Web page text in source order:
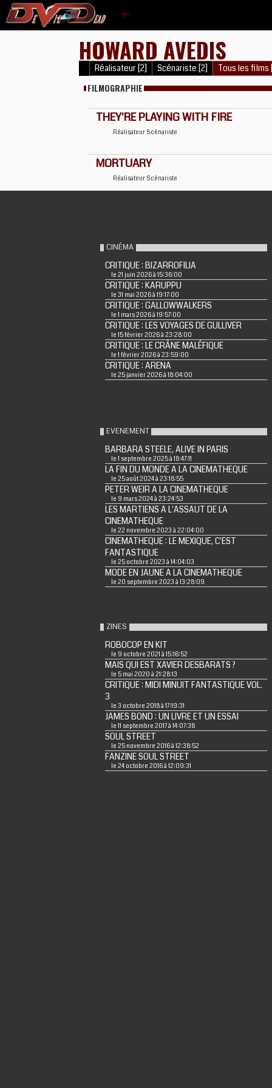
HOWARD AVEDIS
Réalisateur [2] Scénariste [2] Tous les films
FILMOGRAPHIE
THEY'RE PLAYING WITH FIRE
Réalisateur Scénariste
MORTUARY
Réalisateur Scénariste
CINÉMA
CRITIQUE : BIZARROFILIA
le 21 juin 2026 à 15:36:00
CRITIQUE : KARUPPU
le 31 mai 2026 à 19:17:00
CRITIQUE : GALLOWWALKERS
le 1 mars 2026 à 19:57:00
CRITIQUE : LES VOYAGES DE GULLIVER
le 15 février 2026 à 23:28:00
CRITIQUE : LE CRÂNE MALÉFIQUE
le 1 février 2026 à 23:59:00
CRITIQUE : ARENA
le 25 janvier 2026 à 18:04:00
EVENEMENT
BARBARA STEELE, ALIVE IN PARIS
le 1 septembre 2025 à 18:47:11
LA FIN DU MONDE A LA CINEMATHEQUE
le 25 août 2024 à 23:18:55
PETER WEIR A LA CINEMATHEQUE
le 9 mars 2024 à 23:24:53
LES MARTIENS A L'ASSAUT DE LA
CINEMATHEQUE
le 22 novembre 2023 à 22:04:00
CINEMATHEQUE : LE MEXIQUE, C'EST
FANTASTIQUE
le 25 octobre 2023 à 14:04:03
MODE EN JAUNE A LA CINEMATHEQUE
le 20 septembre 2023 à 13:28:09
ZINES
ROBOCOP EN KIT
le 9 octobre 2021 à 15:16:52
MAIS QUI EST XAVIER DESBARATS ?
le 5 mai 2020 à 21:28:13
CRITIQUE : MIDI MINUIT FANTASTIQUE VOL.
3
le 3 octobre 2018 à 17:19:31
JAMES BOND : UN LIVRE ET UN ESSAI
le 11 septembre 2017 à 14:07:38
SOUL STREET
le 25 novembre 2016 à 12:38:52
FANZINE SOUL STREET
le 24 octobre 2016 à 12:09:31